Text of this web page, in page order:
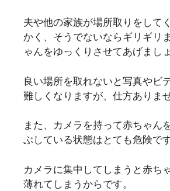
夫や他の家族が場所取りをして
かく、そうでないならギリギリ
ゃんをゆっくりさせてあげましょ
良い場所を取れないと写真やビ
難しくなりますが、仕方ありませ
また、カメラを持って赤ちゃん
ぶしている状態はとても危険です
カメラに集中してしまうと赤ち
薄れてしまうからです。